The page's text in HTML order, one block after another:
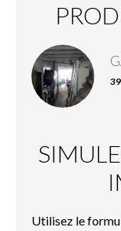
Utilisez le